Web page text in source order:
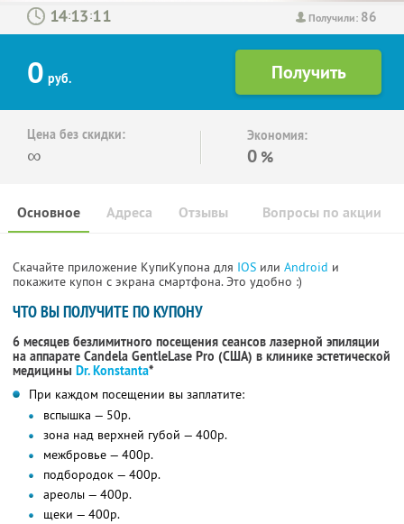
Получили: 86
: :
0 руб.
Цена без скидки:
∞
Экономия:
0 %
Основное Отзывы Вопросы по акции
Адреса
Скачайте приложение КупиКупона для IOS или Android и
покажите купон с экрана смартфона. Это удобно :)
ЧТО ВЫ ПОЛУЧИТЕ ПО КУПОНУ
6 месяцев безлимитного посещения сеансов лазерной эпиляции
на аппарате Candela GentleLase Pro (США) в клинике эстетической
медицины Dr. Konstanta*
При каждом посещении вы заплатите:
вспышка — 50р.
зона над верхней губой — 400р.
межбровье — 400р.
подбородок — 400р.
ареолы — 400р.
щеки — 400р.